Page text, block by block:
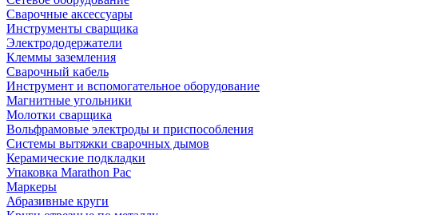
Сварочные аксессуары
Инструменты сварщика
Электрододержатели
Клеммы заземления
Сварочный кабель
Инструмент и вспомогательное оборудование
Магнитные угольники
Молотки сварщика
Вольфрамовые электроды и приспособления
Системы вытяжки сварочных дымов
Керамические подкладки
Упаковка Marathon Pac
Маркеры
Абразивные круги